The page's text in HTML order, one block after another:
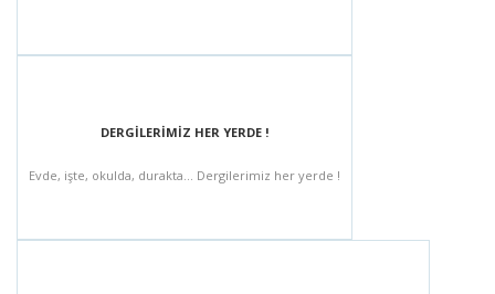
DERGİLERİMİZ HER YERDE !
Evde, işte, okulda, durakta... Dergilerimiz her yerde !